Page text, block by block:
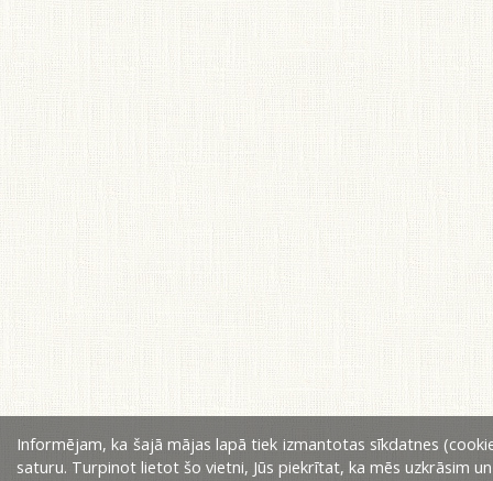
Informējam, ka šajā mājas lapā tiek izmantotas sīkdatnes
saturu. Turpinot lietot šo vietni, Jūs piekrītat, ka mēs uzkrāsim